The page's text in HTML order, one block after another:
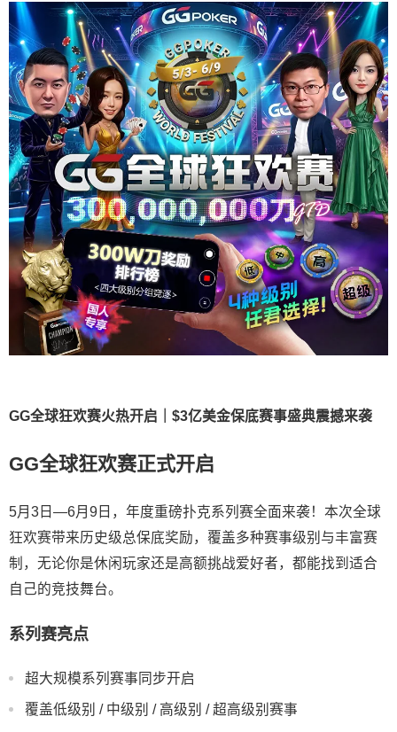
GG全球狂欢赛火热开启｜$3亿美金保底赛事盛典震撼来袭
GG全球狂欢赛正式开启
5月3日—6月9日，年度重磅扑克系列赛全面来袭！本次全球
狂欢赛带来历史级总保底奖励，覆盖多种赛事级别与丰富赛
制，无论你是休闲玩家还是高额挑战爱好者，都能找到适合
自己的竞技舞台。
系列赛亮点
超大规模系列赛事同步开启
覆盖低级别 / 中级别 / 高级别 / 超高级别赛事